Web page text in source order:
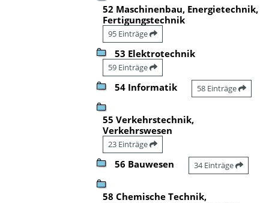
52 Maschinenbau, Energietechnik,
Fertigungstechnik
95 Einträge
53 Elektrotechnik
59 Einträge
54 Informatik 58 Einträge
55 Verkehrstechnik,
Verkehrswesen
23 Einträge
56 Bauwesen 34 Einträge
58 Chemische Technik,